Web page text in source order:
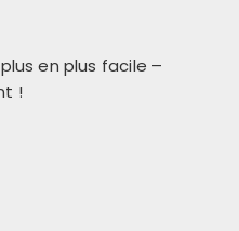
en plus facile –
!